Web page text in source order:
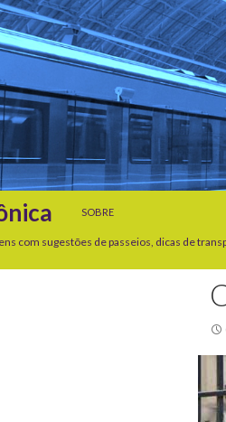
SOBRE
com sugestões de passeios, dicas de